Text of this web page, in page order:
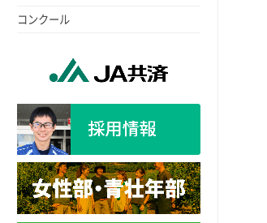
コンクール